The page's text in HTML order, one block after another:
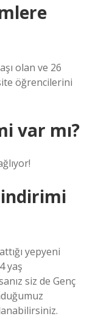
olan ve 26
öğrencilerini
var mı?
indirimi
yepyeni
yaş
siz de Genç